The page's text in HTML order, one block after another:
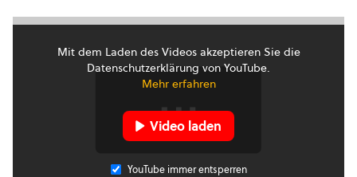
Mit dem Laden des Videos akzeptieren Sie die
Datenschutzerklärung von YouTube.
Mehr erfahren
Video laden
YouTube immer entsperren